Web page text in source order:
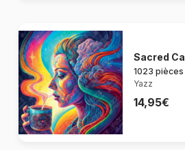
Sacred
1023 pièces
Yazz
14,95€